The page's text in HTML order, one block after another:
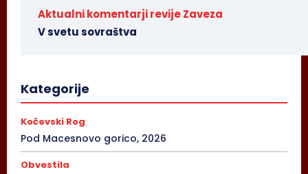
Aktualni komentarji revije Zaveza
V svetu sovraštva
Kategorije
Kočevski Rog
Pod Macesnovo gorico, 2026
Obvestila